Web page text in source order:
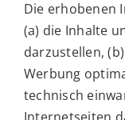
Die erhobenen
(a) die Inhalte
darzustellen,
Werbung
technisch